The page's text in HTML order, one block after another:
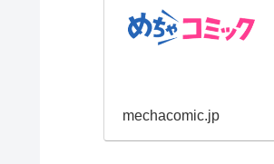
mechacomic.jp